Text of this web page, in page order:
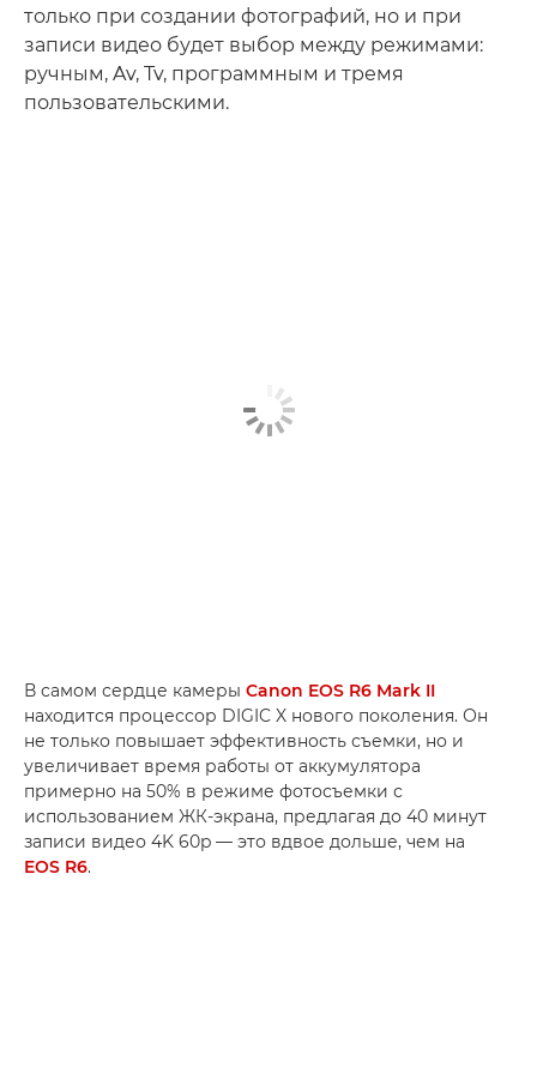
только при создании фотографий, но и при
записи видео будет выбор между режимами:
ручным, Av, Tv, программным и тремя
пользовательскими.
В самом сердце камеры Canon EOS R6 Mark II
находится процессор DIGIC X нового поколения. Он
не только повышает эффективность съемки, но и
увеличивает время работы от аккумулятора
примерно на 50% в режиме фотосъемки с
использованием ЖК-экрана, предлагая до 40 минут
записи видео 4K 60p — это вдвое дольше, чем на
EOS R6.